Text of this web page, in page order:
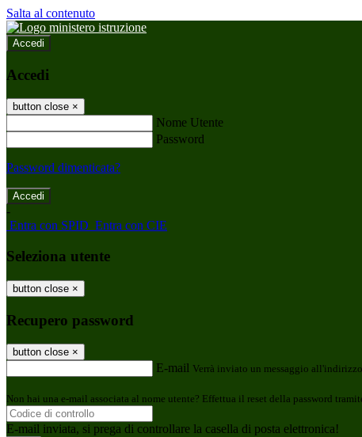
Salta al contenuto
Accedi
Accedi
button close ×
Nome Utente
Password
Password dimenticata?
-
Entra con SPID Entra con CIE
Seleziona utente
button close ×
Recupero password
button close ×
E-mail Verrà inviato un messaggio
Non hai una e-mail associata al nome utente? Effettua il reset della password
E-mail inviata, si prega di controllare la casella di posta elettronica!